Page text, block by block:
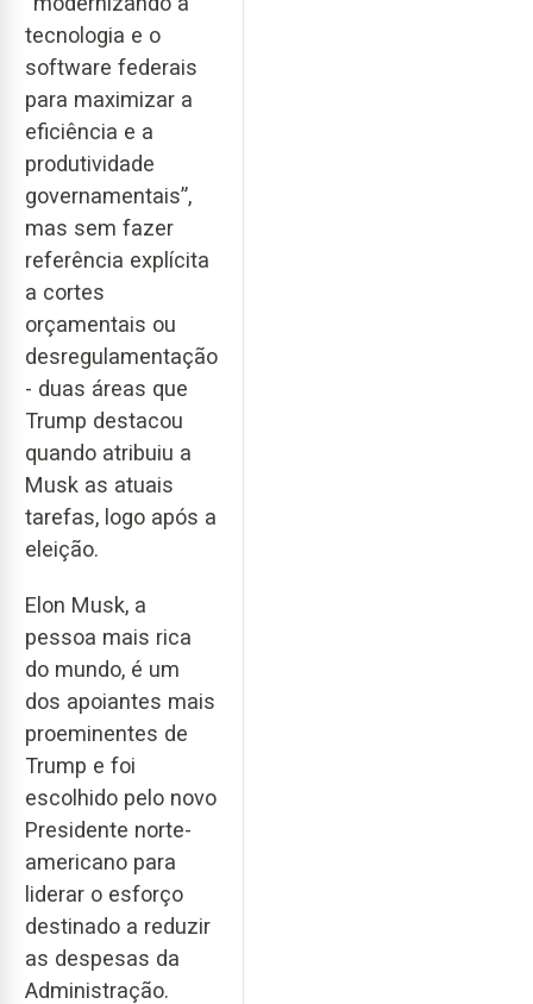
tecnologia e o
software federais
para maximizar a
eficiência e a
produtividade
governamentais”,
mas sem fazer
referência explícita
a cortes
orçamentais ou
desregulamentação
- duas áreas que
Trump destacou
quando atribuiu a
Musk as atuais
tarefas, logo após a
eleição.
Elon Musk, a
pessoa mais rica
do mundo, é um
dos apoiantes mais
proeminentes de
Trump e foi
escolhido pelo novo
Presidente norte-
americano para
liderar o esforço
destinado a reduzir
as despesas da
Administração.